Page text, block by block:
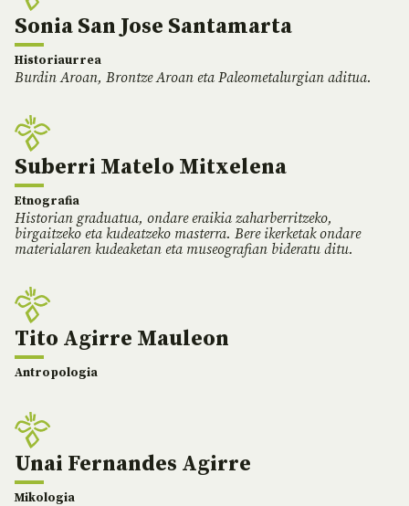
Sonia San Jose Santamarta
Historiaurrea
Burdin Aroan, Brontze Aroan eta Paleometalurgian aditua.
Suberri Matelo Mitxelena
Etnografia
Historian graduatua, ondare eraikia zaharberritzeko,
birgaitzeko eta kudeatzeko masterra. Bere ikerketak ondare
materialaren kudeaketan eta museografian bideratu ditu.
Tito Agirre Mauleon
Antropologia
Unai Fernandes Agirre
Mikologia